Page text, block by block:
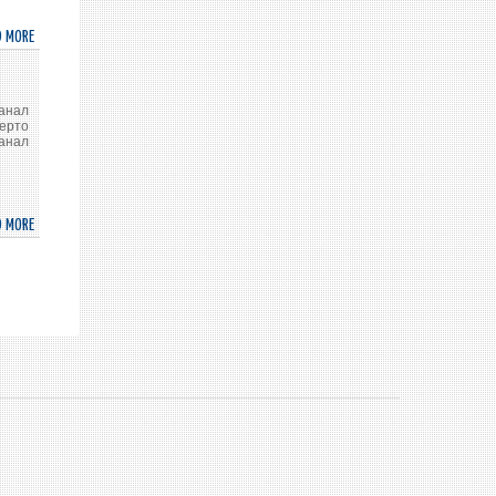
ХЭРГИЙН
НАРЫН
ЭЭЛЖИТ
УУЛЗАЛТАД
ОРОЛЦОВ
MORE
ВИЗГҮЙ
ЗОРЧИХ
НӨХЦЛИЙГ
ХӨНГӨВЧЛӨВ
MOREABOUT
ВИЗГҮЙ
ЗОРЧИХ
НӨХЦӨЛ
БҮРДЛЭЭ